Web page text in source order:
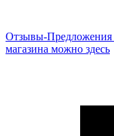
Отзывы-Предложения
магазина можно здесь